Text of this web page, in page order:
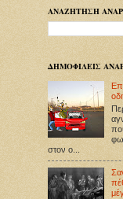
ΑΝΑΖΗΤΗΣΗ
ΔΗΜΟΦΙΛΕΙΣ
στον ο...